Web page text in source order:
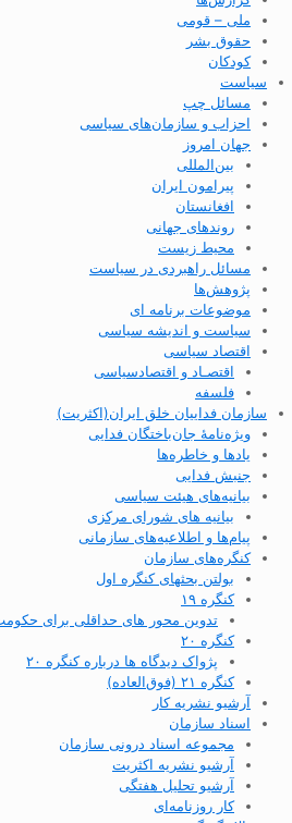
ملی – قومی
حقوق بشر
کودکان
سیاست
مسائل چپ
احزاب و سازمان‌های سیاسی
جهان امروز
بین‌المللی
پیرامون ایران
افغانستان
روندهای جهانی
محیط زیست
مسائل راهبردی در سیاست
پژوهش‌ها
موضوعات برنامه ای
سیاست و اندیشه سیاسی
اقتصاد سیاسی
اقتصـاد و اقتصاد‌سیاسی
فلسفه
سازمان فداییان خلق ایران(اکثریت)
ویژه‌نامهٔ جان‌باختگان فدایی
یادها و خاطره‌ها
جنبش فدایی
بیانیه‌های هیئت سیاسی
بیانیه های شورای مرکزی
پیام‌ها و اطلاعیه‌های سازمانی
کنگره‌های سازمان
بولتن بحثهای کنگره اول
کنگره ۱۹
تدوین محور های حداقلی برای
کنگره ۲۰
پژواک دیدگاه ها درباره کنگره ۲۰
کنگره ۲۱ (فوق‌العاده)
آرشیو نشریه کار
اسناد سازمان
مجموعه اسناد درونی سازمان
آرشیو نشریه اکثریت
آرشیو تحلیل هفتگی
کار روزنامه‌ای